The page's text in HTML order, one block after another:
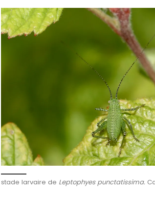
stade larvaire de Leptophyes punctatissima.